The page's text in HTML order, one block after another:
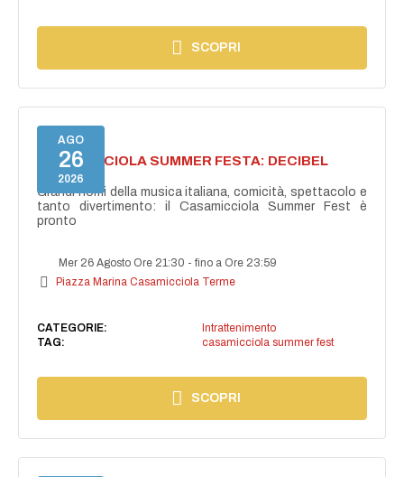
SCOPRI
AGO
26
2026
CASAMICCIOLA SUMMER FESTA: DECIBEL
BELLINI
Grandi nomi della musica italiana, comicità, spettacolo e
tanto divertimento: il Casamicciola Summer Fest è
pronto
Mer 26 Agosto Ore 21:30 -fino a Ore 23:59
Piazza Marina Casamicciola Terme
CATEGORIE:
Intrattenimento
TAG:
casamicciola summer fest
SCOPRI